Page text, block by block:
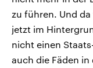
zu führen. Und
jetzt im
nicht einen
auch die Fäden